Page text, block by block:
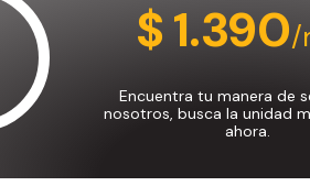
$ 1.390/
Encuentra tu manera de
nosotros, busca la unidad
ahora.